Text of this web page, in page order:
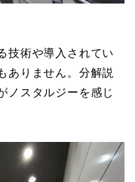
技術や導入されてい
ありません。分解説
ノスタルジーを感じ